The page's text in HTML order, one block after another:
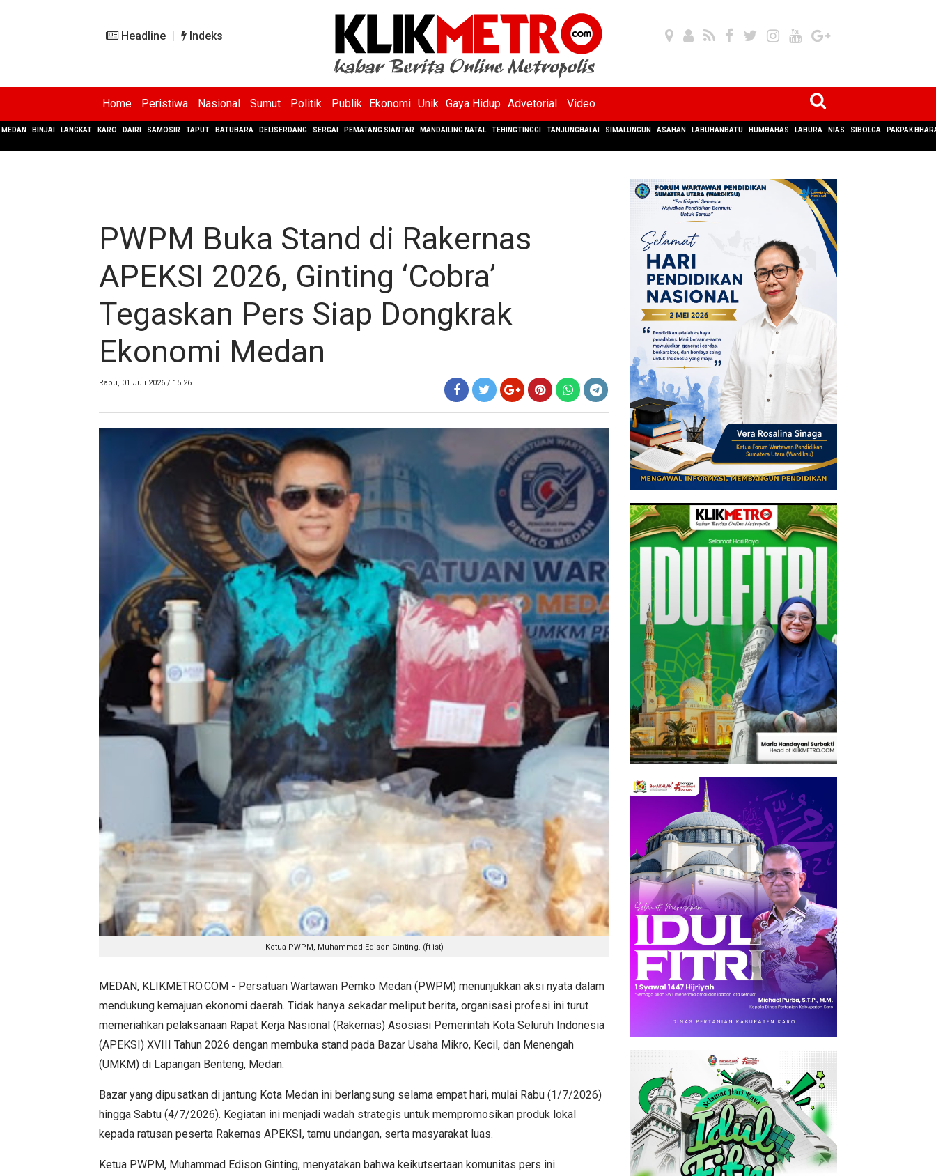
Headline Indeks
Home Peristiwa Nasional Sumut Politik Publik Ekonomi Unik Gaya Hidup Advetorial Video
MEDAN BINJAI LANGKAT KARO DAIRI SAMOSIR TAPUT BATUBARA DELISERDANG SERGAI PEMATANG SIANTAR MANDAILING NATAL TEBINGTINGGI TANJUNGBALAI SIMALUNGUN ASAHAN LABUHANBATU HUMBAHAS LABURA NIAS SIBOLGA PAKPAK
PWPM Buka Stand di Rakernas
APEKSI 2026, Ginting ‘Cobra’
Tegaskan Pers Siap Dongkrak
Ekonomi Medan
Rabu, 01 Juli 2026 / 15.26
Ketua PWPM, Muhammad Edison Ginting. (ft-ist)
MEDAN, KLIKMETRO.COM - Persatuan Wartawan Pemko Medan (PWPM) menunjukkan aksi nyata dalam
mendukung kemajuan ekonomi daerah. Tidak hanya sekadar meliput berita, organisasi profesi ini turut
memeriahkan pelaksanaan Rapat Kerja Nasional (Rakernas) Asosiasi Pemerintah Kota Seluruh Indonesia
(APEKSI) XVIII Tahun 2026 dengan membuka stand pada Bazar Usaha Mikro, Kecil, dan Menengah
(UMKM) di Lapangan Benteng, Medan.
Bazar yang dipusatkan di jantung Kota Medan ini berlangsung selama empat hari, mulai Rabu (1/7/2026)
hingga Sabtu (4/7/2026). Kegiatan ini menjadi wadah strategis untuk mempromosikan produk lokal
kepada ratusan peserta Rakernas APEKSI, tamu undangan, serta masyarakat luas.
Ketua PWPM, Muhammad Edison Ginting, menyatakan bahwa keikutsertaan komunitas pers ini